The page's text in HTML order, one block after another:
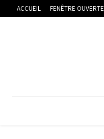
ACCUEIL FENÊTRE OUVERTE